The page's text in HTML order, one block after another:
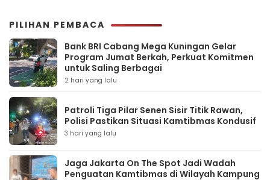
PILIHAN PEMBACA
Bank BRI Cabang Mega Kuningan Gelar
Program Jumat Berkah, Perkuat Komitmen
untuk Saling Berbagai
2 hari yang lalu
Patroli Tiga Pilar Senen Sisir Titik Rawan,
Polisi Pastikan Situasi Kamtibmas Kondusif
3 hari yang lalu
Jaga Jakarta On The Spot Jadi Wadah
Penguatan Kamtibmas di Wilayah Kampung